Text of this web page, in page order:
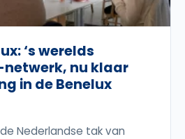
‘s werelds
netwerk, nu klaar
in de Benelux
Nederlandse tak van